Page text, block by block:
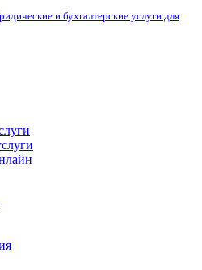
и бухгалтерские услуги для